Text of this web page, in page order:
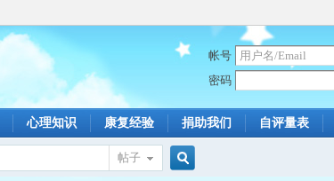
帐号
密码
心理知识 康复经验 捐助我们 自评量表
帖子